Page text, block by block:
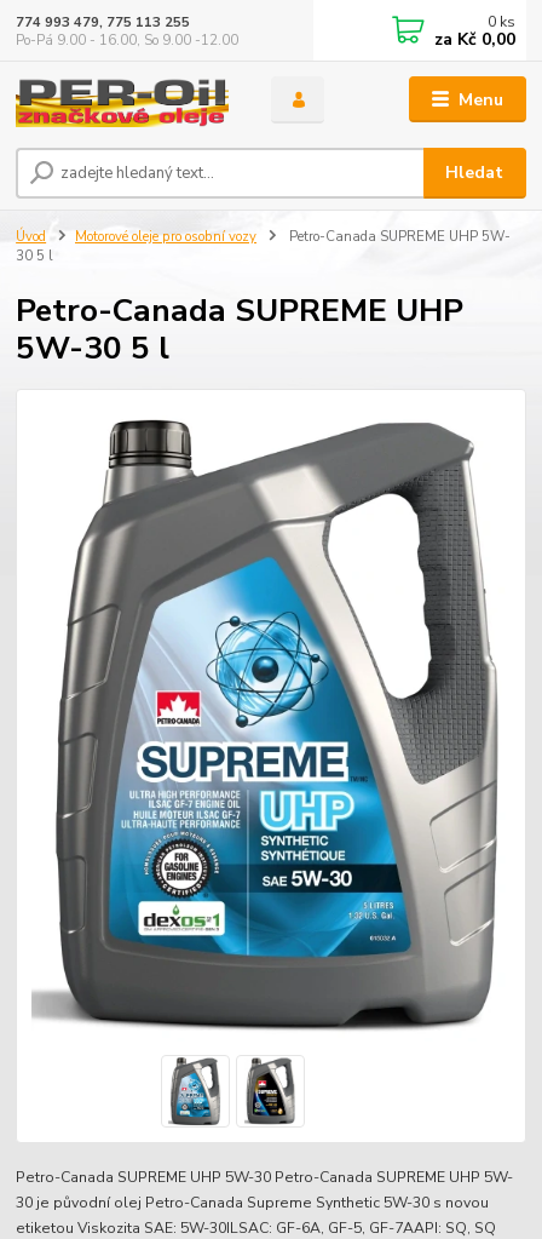
Menu
Hledat
774 993 479, 775 113 255
Po-Pá 9.00 - 16.00, So 9.00 -12.00
0 ks
za Kč 0,00
Úvod Motorové oleje pro osobní vozy
Petro-Canada SUPREME UHP 5W-
30 5 l
Petro-Canada SUPREME UHP
5W-30 5 l
Petro-Canada SUPREME UHP 5W-30 Petro-Canada SUPREME UHP 5W-
30 je původní olej Petro-Canada Supreme Synthetic 5W-30 s novou
etiketou Viskozita SAE: 5W-30ILSAC: GF-6A, GF-5, GF-7AAPI: SQ, SQ